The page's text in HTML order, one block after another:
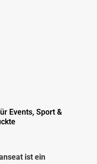
Events, Sport &
ist ein